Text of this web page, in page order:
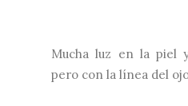
Mucha luz en la piel
pero con la línea del